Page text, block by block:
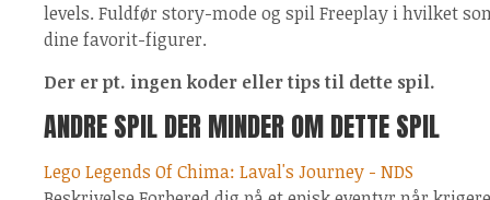
levels. Fuldfør story-mode og spil Freeplay i hvilket
dine favorit-figurer.
Der er pt. ingen koder eller tips til dette spil.
ANDRE SPIL DER MINDER OM DETTE SPIL
Lego Legends Of Chima: Laval's Journey - NDS